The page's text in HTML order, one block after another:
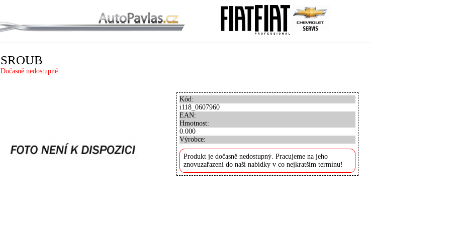
SROUB
Dočasně nedostupné
Kód:
i118_0607960
EAN:
Hmotnost:
0.000
Výrobce:
Produkt je dočasně nedostupný. Pracujeme na jeho
znovuzařazení do naší nabídky v co nejkratším termínu!